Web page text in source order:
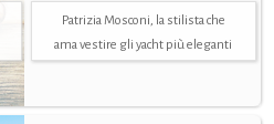
Patrizia Mosconi, la stilista che
ama vestire gli yacht più eleganti